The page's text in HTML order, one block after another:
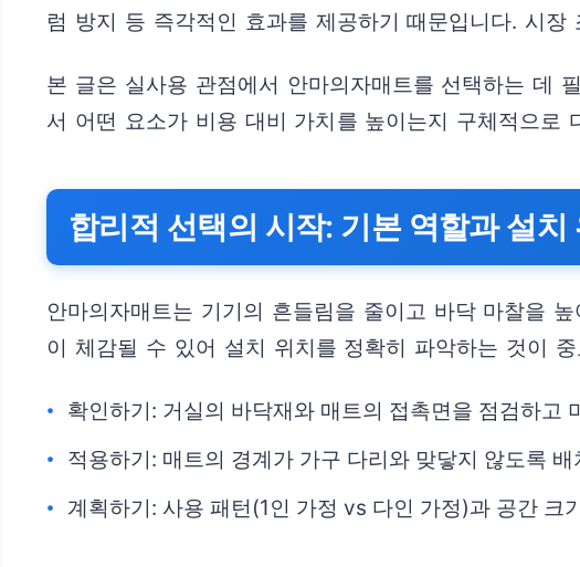
럼 방지 등 즉각적인 효과를 제공하기 때문입니다. 시
본 글은 실사용 관점에서 안마의자매트를 선택하는 데
서 어떤 요소가 비용 대비 가치를 높이는지 구체적으로
합리적 선택의 시작: 기본 역할과 설치
안마의자매트는 기기의 흔들림을 줄이고 바닥 마찰을
이 체감될 수 있어 설치 위치를 정확히 파악하는 것이 중
확인하기: 거실의 바닥재와 매트의 접촉면을 점검하고
적용하기: 매트의 경계가 가구 다리와 맞닿지 않도록
계획하기: 사용 패턴(1인 가정 vs 다인 가정)과 공간 크